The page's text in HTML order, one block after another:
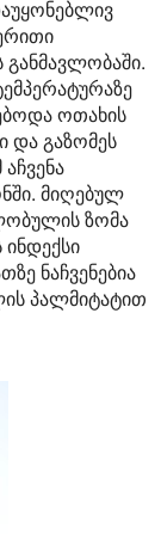
განმავლობაში.
ოთახის
და გაზომეს
მიღებულ
ზომა
ნაჩვენებია
პალმიტატით